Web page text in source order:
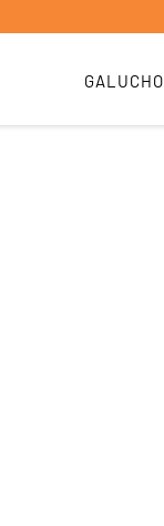
GALUCHO